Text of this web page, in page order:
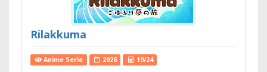
Rilakkuma
Anime Serie 2026 19/24